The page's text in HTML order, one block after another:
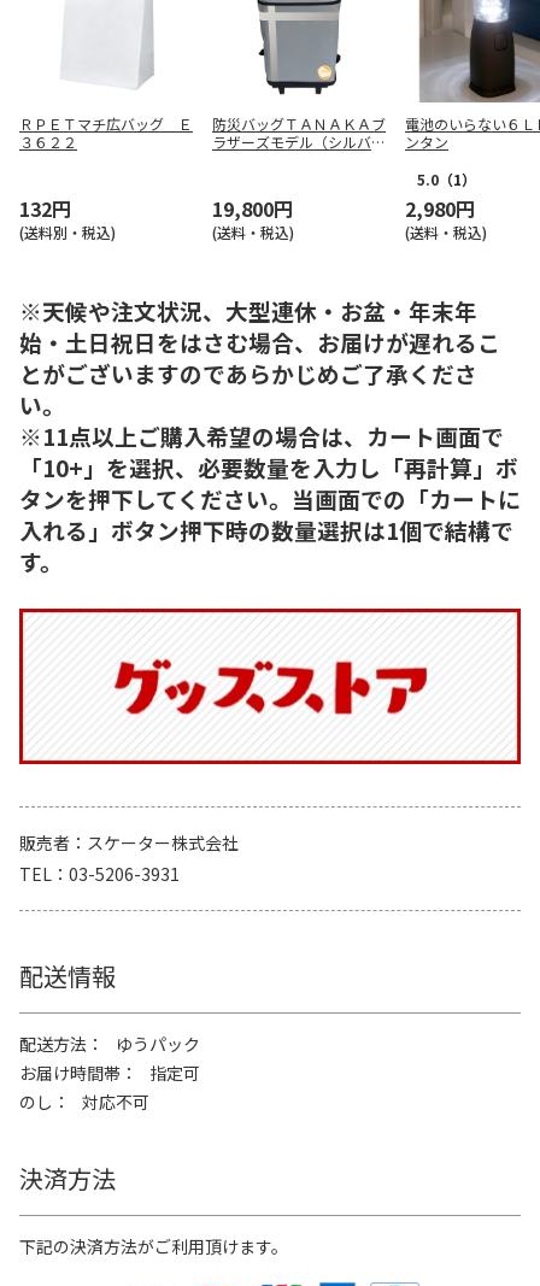
ＲＰＥＴマチ広バッグ Ｅ
３６２２
132円
(送料別・税込)
防災バッグＴＡＮＡＫＡブ
ラザーズモデル（シルバー
19,800円
(送料・税込)
電池のいらない６Ｌ
ンタン
5.0 （1）
2,980円
(送料・税込)
※天候や注文状況、大型連休・お盆・年末年
始・土日祝日をはさむ場合、お届けが遅れるこ
とがございますのであらかじめご了承くださ
い。
※11点以上ご購入希望の場合は、カート画面で
「10+」を選択、必要数量を入力し「再計算」ボ
タンを押下してください。当画面での「カートに
入れる」ボタン押下時の数量選択は1個で結構で
す。
販売者
スケーター株式会社
TEL
03-5206-3931
配送情報
配送方法
ゆうパック
お届け時間帯
指定可
のし
対応不可
決済方法
下記の決済方法がご利用頂けます。